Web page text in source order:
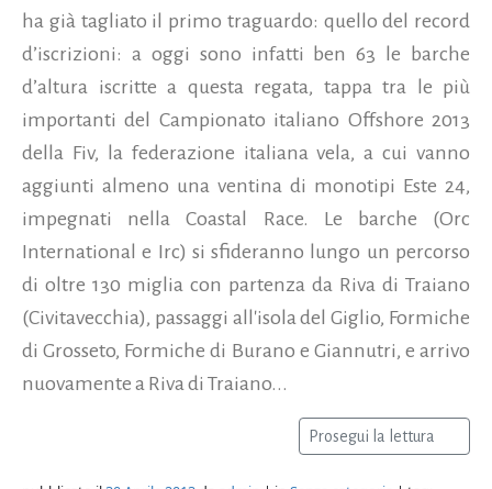
ha già tagliato il primo traguardo: quello del record
d’iscrizioni: a oggi sono infatti ben 63 le barche
d’altura iscritte a questa regata, tappa tra le più
importanti del Campionato italiano Offshore 2013
della Fiv, la federazione italiana vela, a cui vanno
aggiunti almeno una ventina di monotipi Este 24,
impegnati nella Coastal Race. Le barche (Orc
International e Irc) si sfideranno lungo un percorso
di oltre 130 miglia con partenza da Riva di Traiano
(Civitavecchia), passaggi all'isola del Giglio, Formiche
di Grosseto, Formiche di Burano e Giannutri, e arrivo
nuovamente a Riva di Traiano...
Prosegui la lettura